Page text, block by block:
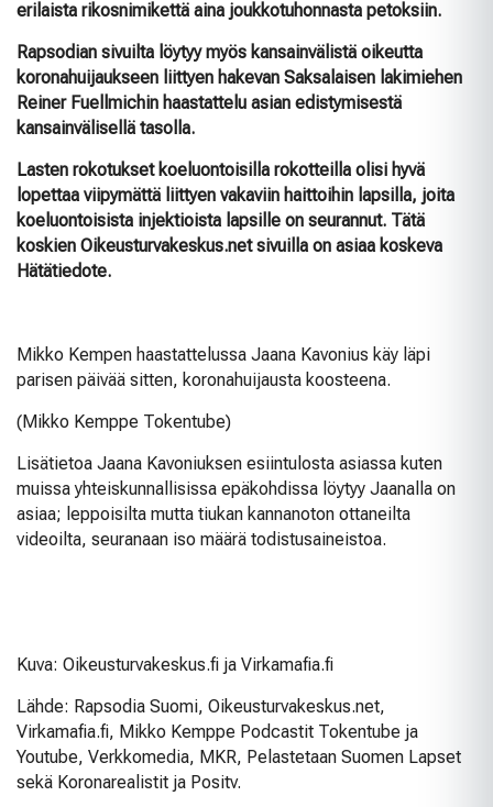
erilaista rikosnimikettä aina joukkotuhonnasta petoksiin.
Rapsodian sivuilta löytyy myös kansainvälistä oikeutta
koronahuijaukseen liittyen hakevan Saksalaisen lakimiehen
Reiner Fuellmichin haastattelu asian edistymisestä
kansainvälisellä tasolla.
Lasten rokotukset koeluontoisilla rokotteilla olisi hyvä
lopettaa viipymättä liittyen vakaviin haittoihin lapsilla, joita
koeluontoisista injektioista lapsille on seurannut. Tätä
koskien Oikeusturvakeskus.net sivuilla on asiaa koskeva
Hätätiedote.
Mikko Kempen haastattelussa Jaana Kavonius käy läpi
parisen päivää sitten, koronahuijausta koosteena.
(Mikko Kemppe Tokentube)
Lisätietoa Jaana Kavoniuksen esiintulosta asiassa kuten
muissa yhteiskunnallisissa epäkohdissa löytyy Jaanalla on
asiaa; leppoisilta mutta tiukan kannanoton ottaneilta
videoilta, seuranaan iso määrä todistusaineistoa.
Kuva: Oikeusturvakeskus.fi ja Virkamafia.fi
Lähde: Rapsodia Suomi, Oikeusturvakeskus.net,
Virkamafia.fi, Mikko Kemppe Podcastit Tokentube ja
Youtube, Verkkomedia, MKR, Pelastetaan Suomen Lapset
sekä Koronarealistit ja Positv.